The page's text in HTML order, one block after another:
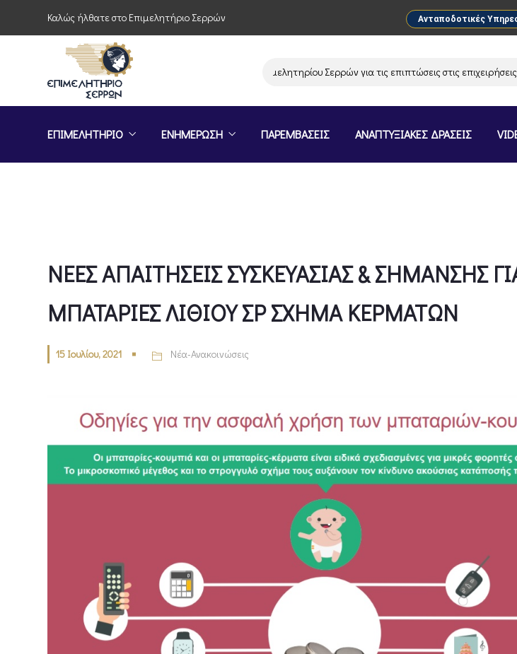
Καλώς ήλθατε στο Επιμελητήριο Σερρών Ανταποδοτικές
Παρέμβαση του Επιμελητηρίου Σερρών για τις επιπτώσεις στις επιχειρήσεις
ΕΠΙΜΕΛΗΤΗΡΙΟ ΕΝΗΜΕΡΩΣΗ ΠΑΡΕΜΒΑΣΕΙΣ ΑΝΑΠΤΥΞΙΑΚΕΣ ΔΡΑΣΕΙΣ
ΝΕΕΣ ΑΠΑΙΤΗΣΕΙΣ ΣΥΣΚΕΥΑΣΙΑΣ & ΣΗΜΑΝΣΗΣ
ΜΠΑΤΑΡΙΕΣ ΛΙΘΙΟΥ ΣΡ ΣΧΗΜΑ ΚΕΡΜΑΤΩΝ
15 Ιουλίου, 2021 Νέα-Ανακοινώσεις